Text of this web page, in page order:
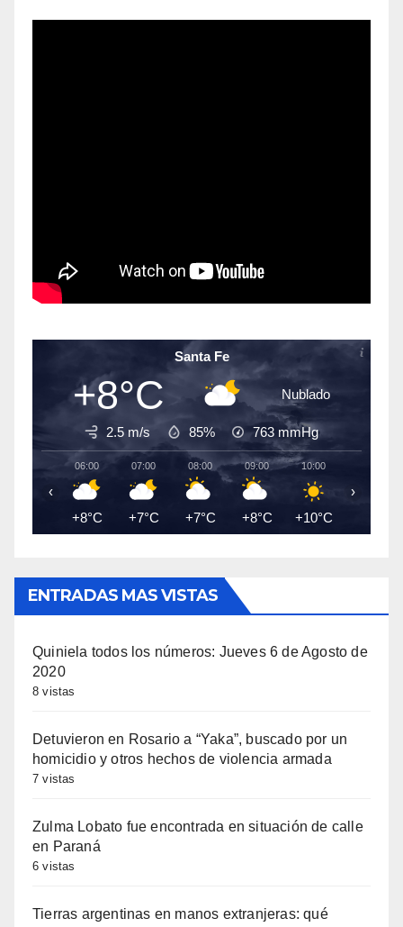
Santa Fe
+8°C Nublado
2.5 m/s 85% 763 mmHg
06:00
+8°C
07:00
+7°C
08:00
+7°C
09:00
+8°C
10:00
+10°C
‹ ›
ENTRADAS MAS VISTAS
Quiniela todos los números: Jueves 6 de Agosto de
2020
8 vistas
Detuvieron en Rosario a “Yaka”, buscado por un
homicidio y otros hechos de violencia armada
7 vistas
Zulma Lobato fue encontrada en situación de calle
en Paraná
6 vistas
Tierras argentinas en manos extranjeras: qué